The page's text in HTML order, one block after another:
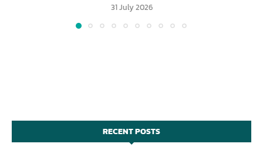
31 July 2026
RECENT POSTS